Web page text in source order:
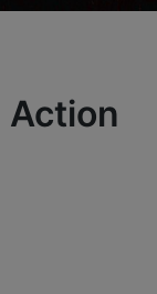
Action